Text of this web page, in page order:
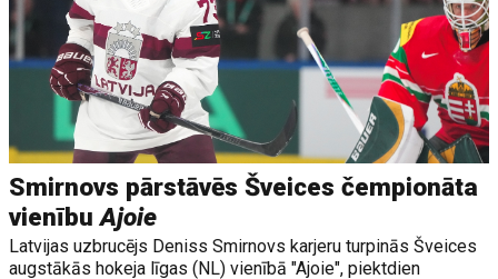
Smirnovs pārstāvēs Šveices čempionāta
vienībuAjoie
Latvijas uzbrucējs Deniss Smirnovs karjeru turpinās Šveices
augstākās hokeja līgas (NL) vienībā "Ajoie", piektdien